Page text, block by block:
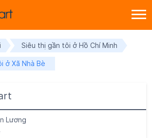
Siêu thị gần tôi ở Hồ Chí Minh
ở Xã Nhà Bè
Lương